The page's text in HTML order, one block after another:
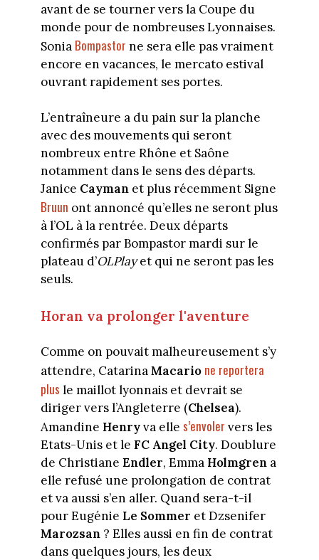
avant de se tourner vers la Coupe du
monde pour de nombreuses Lyonnaises.
Sonia Bompastor ne sera elle pas vraiment
encore en vacances, le mercato estival
ouvrant rapidement ses portes.
L’entraîneure a du pain sur la planche
avec des mouvements qui seront
nombreux entre Rhône et Saône
notamment dans le sens des départs.
Janice Caymanet plus récemment Signe
Bruun ont annoncé qu’elles ne seront plus
à l’OL à la rentrée. Deux départs
confirmés par Bompastor mardi sur le
plateau d’OLPlayet qui ne seront pas les
seuls.
Horan va prolonger l'aventure
Comme on pouvait malheureusement s’y
attendre, CatarinaMacario ne reportera
plus le maillot lyonnais et devrait se
diriger vers l’Angleterre (Chelsea).
Amandine Henryva elle s’envoler vers les
Etats-Unis et le FC Angel City. Doublure
de Christiane Endler, Emma Holmgrena
elle refusé une prolongation de contrat
et va aussi s’en aller. Quand sera-t-il
pour Eugénie Le Sommer et Dzsenifer
Marozsan? Elles aussi en fin de contrat
dans quelques jours, les deux